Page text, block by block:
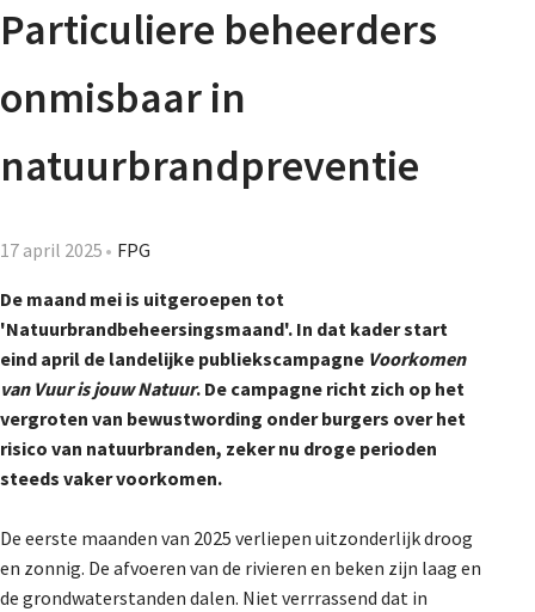
Particuliere beheerders
onmisbaar in
natuurbrandpreventie
17 april 2025 FPG
De maand mei is uitgeroepen tot
'Natuurbrandbeheersingsmaand'. In dat kader start
eind april de landelijke publiekscampagne Voorkomen
van Vuur is jouw Natuur. De campagne richt zich op het
vergroten van bewustwording onder burgers over het
risico van natuurbranden, zeker nu droge perioden
steeds vaker voorkomen.
De eerste maanden van 2025 verliepen uitzonderlijk droog
en zonnig. De afvoeren van de rivieren en beken zijn laag en
de grondwaterstanden dalen. Niet verrrassend dat in
Nieuwsbrief
Provincies
Dossiers
De Landeigenaar